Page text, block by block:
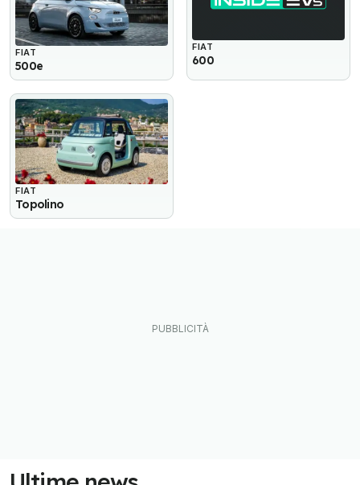
FIAT
500e
FIAT
600
FIAT
Topolino